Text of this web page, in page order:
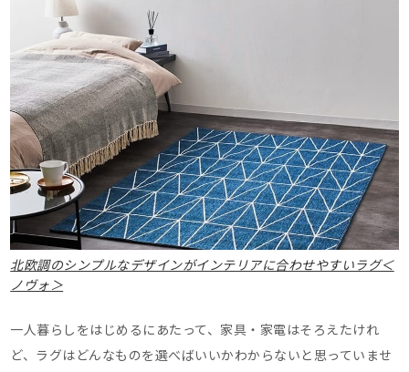
北欧調のシンプルなデザインがインテリアに合わせやすいラグ＜
ノヴォ＞
一人暮らしをはじめるにあたって、家具・家電はそろえたけれ
ど、ラグはどんなものを選べばいいかわからないと思っていませ